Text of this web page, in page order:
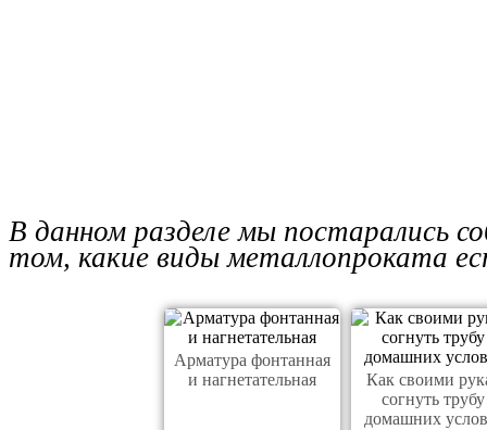
В данном разделе мы постарались
том, какие виды металлопроката
Арматура фонтанная
и нагнетательная
Как своими
согнуть
домашних